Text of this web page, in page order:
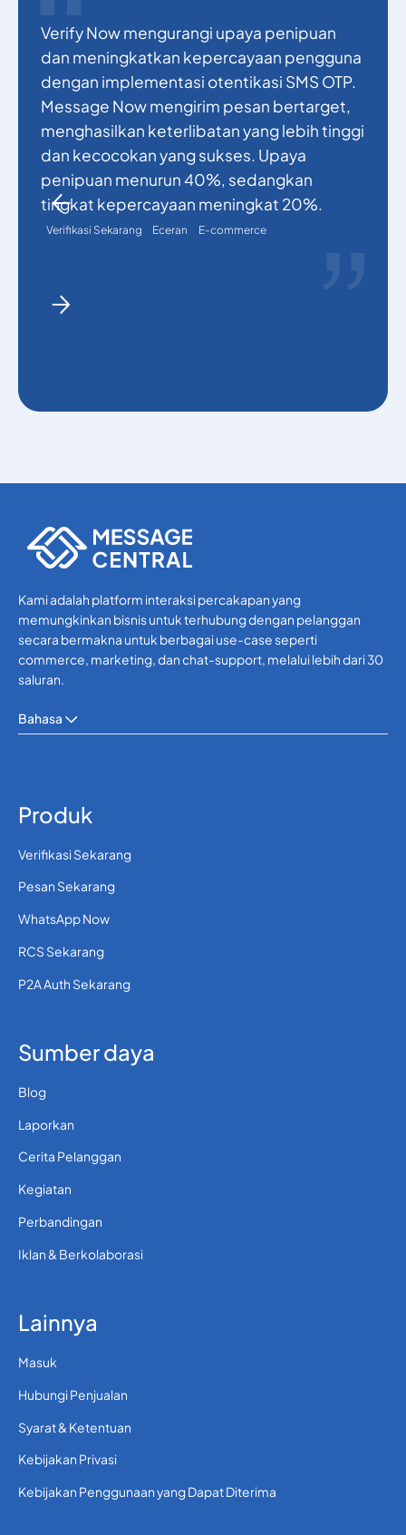
Verify Now mengurangi upaya penipuan
dan meningkatkan kepercayaan pengguna
dengan implementasi otentikasi SMS OTP.
Message Now mengirim pesan bertarget,
menghasilkan keterlibatan yang lebih tinggi
dan kecocokan yang sukses. Upaya
penipuan menurun 40%, sedangkan
tingkat kepercayaan meningkat 20%.
Verifikasi Sekarang Eceran E-commerce
Kami adalah platform interaksi percakapan yang
memungkinkan bisnis untuk terhubung dengan pelanggan
secara bermakna untuk berbagai use-case seperti
commerce, marketing, dan chat-support, melalui lebih dari 30
saluran.
Bahasa
Produk
Verifikasi Sekarang
Pesan Sekarang
WhatsApp Now
RCS Sekarang
P2A Auth Sekarang
Sumber daya
Blog
Laporkan
Cerita Pelanggan
Kegiatan
Perbandingan
Iklan & Berkolaborasi
Lainnya
Masuk
Hubungi Penjualan
Syarat & Ketentuan
Kebijakan Privasi
Kebijakan Penggunaan yang Dapat Diterima